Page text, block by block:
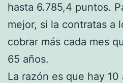
hasta 6.785,4 puntos.
mejor, si la contratas a
cobrar más cada mes
65 años.
La razón es que hay 10